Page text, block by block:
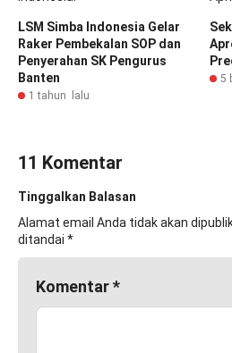
LSM Simba Indonesia Gelar
Raker Pembekalan SOP dan
Penyerahan SK Pengurus
Banten
1 tahun lalu
5
11 Komentar
Tinggalkan Balasan
Alamat email Anda tidak akan
ditandai *
Komentar*